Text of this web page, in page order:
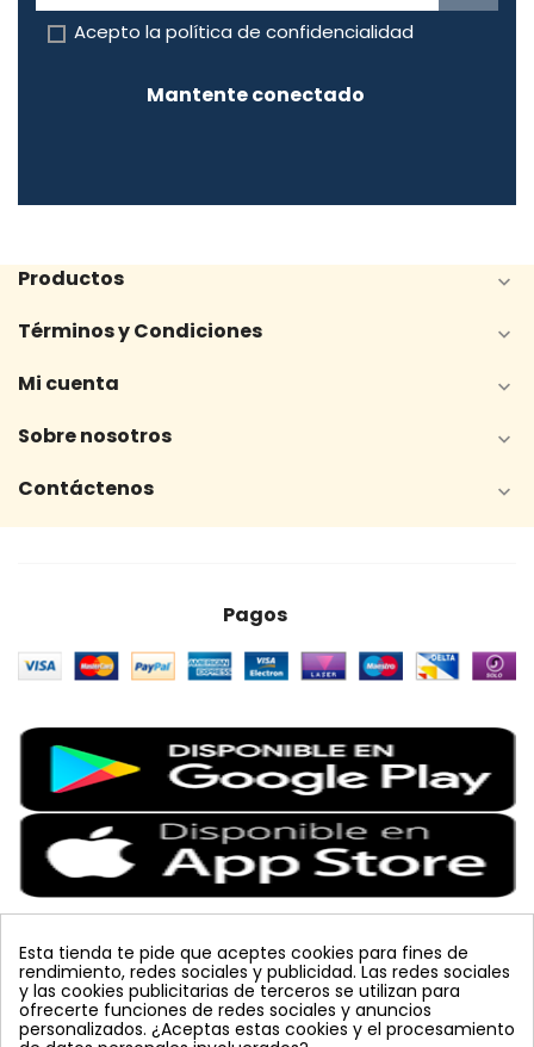
Acepto la política de confidencialidad
Mantente conectado
Productos 
Términos y Condiciones 
Mi cuenta 
Sobre nosotros 
Contáctenos 
Pagos
Etiquetas Populares
colmena vacuna arbol planta placa
Esta tienda te pide que aceptes cookies para fines de
rendimiento, redes sociales y publicidad. Las redes sociales
y las cookies publicitarias de terceros se utilizan para
ofrecerte funciones de redes sociales y anuncios
personalizados. ¿Aceptas estas cookies y el procesamiento